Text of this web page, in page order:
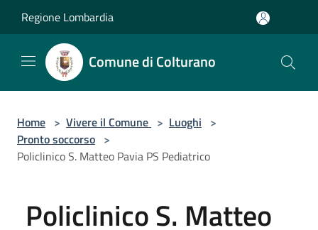
Regione Lombardia
Comune di Colturano
Home > Vivere il Comune > Luoghi >
Pronto soccorso >
Policlinico S. Matteo Pavia PS Pediatrico
Policlinico S. Matteo